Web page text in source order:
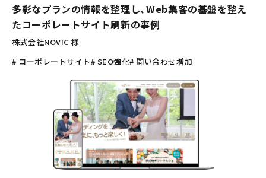
多彩なプランの情報を整理し、Web集客の基盤を整え
たコーポレートサイト刷新の事例
株式会社NOVIC 様
# コーポレートサイト# SEO強化# 問い合わせ増加